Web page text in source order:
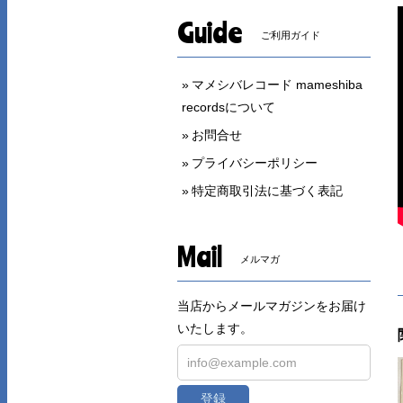
Guide ご利用ガイド
マメシバレコード mameshiba
recordsについて
お問合せ
プライバシーポリシー
特定商取引法に基づく表記
Mail メルマガ
当店からメールマガジンをお届け
いたします。
登録